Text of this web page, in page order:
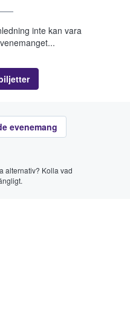
inte kan vara
evenemang
alternativ? Kolla vad